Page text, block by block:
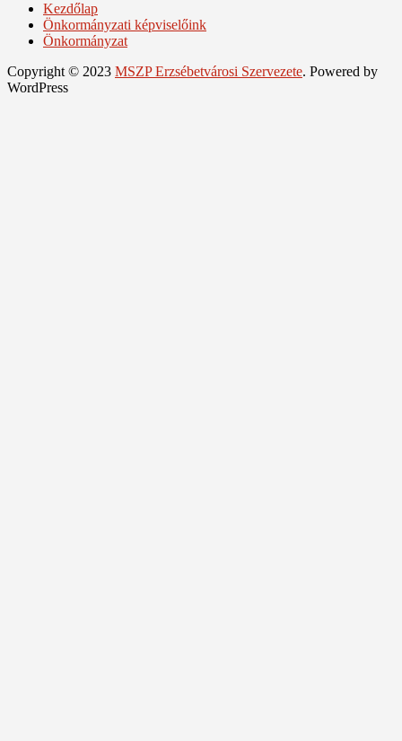
Kezdőlap
Önkormányzati képviselőink
Önkormányzat
Copyright © 2023 MSZP Erzsébetvárosi Szervezete. Powered by
WordPress